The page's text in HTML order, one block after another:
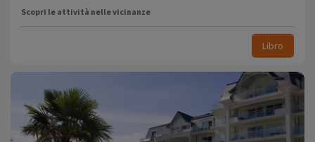
Scopri le attività nelle vicinanze
Libro